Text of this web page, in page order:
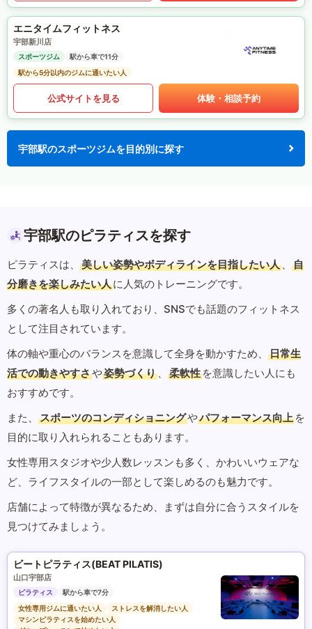
エニタイムフィットネス
宇部新川店
スポーツジム
駅から車で11分
駅から5分以内のジムに通いたい人
公式サイトを見る 体験・相談予約
宇部駅のスポーツジムを目的別に探す
宇部駅のピラティスを探す
ピラティスは、 美しい姿勢やボディラインを目指したい人 、
自
分磨きを楽しみたい人に人気のトレーニングです。
多くの著名人も取り入れており、SNSでも話題のフィットネス
として注目されています。
体の軸や重心のバランスを意識して全身を動かすため、
日常生
活での動きやすさや姿勢づくり 、 柔軟性 を意識したい人にも
おすすめです。
また、
スポーツのコンディショニングやパフォーマンス向上 を
目的に取り入れられることもあります。
女性専用スタジオや少人数レッスンも多く、かわいいウェアな
ど、ライフスタイルの一部として楽しめるのも魅力です。
店舗によって特徴が異なるため、まずは自分に合うスタイルを
見つけてみましょう。
ビートピラティス(BEAT PILATIS)
山口宇部店
ピラティス
駅から車で7分
女性専用ジムに通いたい人
ストレスを解消したい人
マシンピラティスを始めたい人